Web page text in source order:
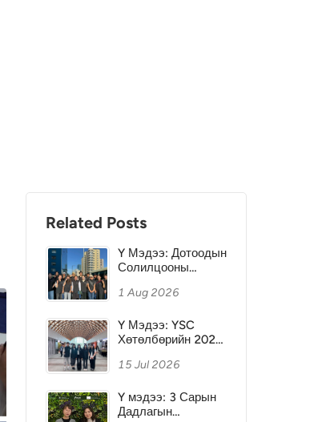
Related Posts
Y Мэдээ: Дотоодын
Солилцооны
Хэнтий аймгийг
1 Aug 2026
Y Мэдээ: YSC
Хөтөлбөрийн 2025
Итали, Словени
15 Jul 2026
Y мэдээ: 3 Сарын
Дадлагын